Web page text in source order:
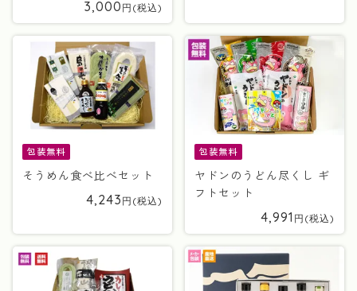
3,000
包装無料
そうめん食べ比べセット
4,243
包装無料
ヤドンのうどん尽くし ギ
フトセット
4,991